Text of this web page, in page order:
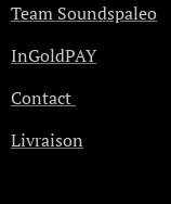
Team Soundspaleo
InGoldPAY
Contact
Livraison